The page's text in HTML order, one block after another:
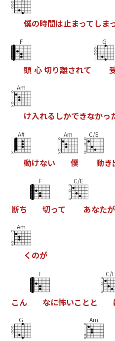
僕の時間は止まってしま
F
頭 心切り離されて
G
Am
け入れる しかできなかっ
A#
動けない
Am
僕
C/E
動き
断ち
F
切って
C/E
あなたが
Am
く のが
こん
F
なに怖いこ と と
C/E
G Am